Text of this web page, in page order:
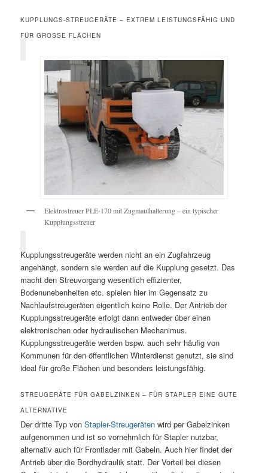
KUPPLUNGS-STREUGERÄTE – EXTREM LEISTUNGSFÄHIG UND
FÜR GROSSE FLÄCHEN
Elektrostreuer PLE-170 mit Zugmaulhalterung – ein typischer
Kupplungsstreuer
Kupplungsstreugeräte werden nicht an ein Zugfahrzeug
angehängt, sondern sie werden auf die Kupplung gesetzt. Das
macht den Streuvorgang wesentlich effizienter,
Bodenunebenheiten etc. spielen hier im Gegensatz zu
Nachlaufstreugeräten eigentlich keine Rolle. Der Antrieb der
Kupplungsstreugeräte erfolgt dann entweder über einen
elektronischen oder hydraulischen Mechanimus.
Kupplungsstreugeräte werden bspw. auch sehr häufig von
Kommunen für den öffentlichen Winterdienst genutzt, sie sind
ideal für große Flächen und besonders leistungsfähig.
STREUGERÄTE FÜR GABELZINKEN – FÜR STAPLER EINE GUTE
ALTERNATIVE
Der dritte Typ vonStapler-Streugeräten wird per Gabelzinken
aufgenommen und ist so vornehmlich für Stapler nutzbar,
alternativ auch für Frontlader mit Gabeln. Auch hier findet der
Antrieb über die Bordhydraulik statt. Der Vorteil bei diesen